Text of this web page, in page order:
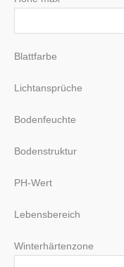
Blattfarbe
Lichtansprüche
Bodenfeuchte
Bodenstruktur
PH-Wert
Lebensbereich
Winterhärtenzone